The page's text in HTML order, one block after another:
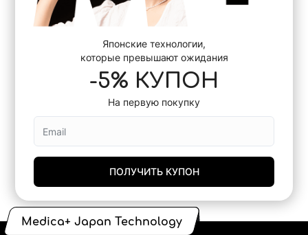
Японские технологии,
которые превышают ожидания
-5% КУПОН
На первую покупку
ПОЛУЧИТЬ КУПОН
Medica+ Japan Technology